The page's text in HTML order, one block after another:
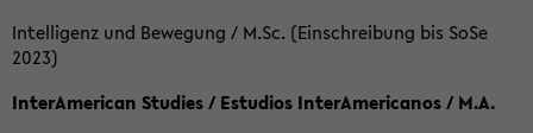
Intelligenz und Bewegung / M.Sc. (Einschreibung bis SoSe
2023)
InterAmerican Studies / Estudios InterAmericanos / M.A.